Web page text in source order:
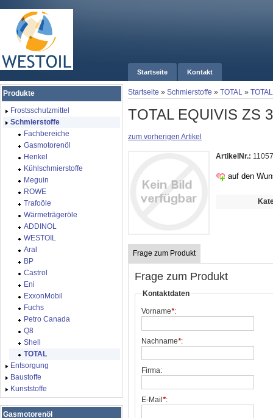
Startseite Kontakt
Startseite » Schmierstoffe » TOTAL »
TOTAL EQUIVIS ZS
zum vorherigen Artikel
ArtikelNr.:
auf den
Frage zum Produkt
Frage zum Produkt
Kontaktdaten
Vorname*:
Nachname*:
Firma:
E-Mail *:
Produkte
Frostsschutzmittel
Schmierstoffe
Fachbereiche
Gasmotorenöl
Henkel
Kühlschmierstoffe
Meguin
ROWE
Trafoöle
Wärmeträgeröle
ADDINOL
WESTOIL
Aral
BP
Castrol
Eni
ExxonMobil
Fuchs
Petro Canada
Q8
Shell
TOTAL
Entsorgung
Baustoffe
Kunststoffe
Gasmotorenöl